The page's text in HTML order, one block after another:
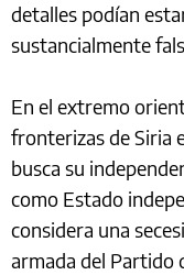
detalles podían
sustancialmente
En el extremo
fronterizas de Siria
busca su
como Estado
considera una
armada del Partido